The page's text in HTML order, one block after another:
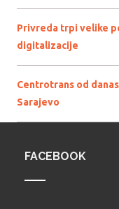
Privreda trpi velike
digitalizacije
Centrotrans od
Sarajevo
FACEBOOK